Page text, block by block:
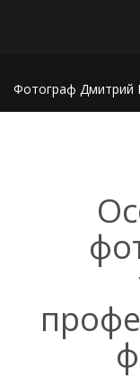
Фотограф Дмитрий